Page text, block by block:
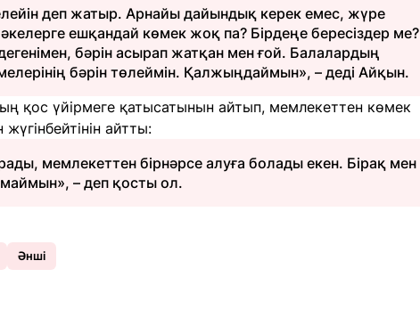
деп жатыр. Арнайы дайындық керек емес, жүре
әкелерге ешқандай көмек жоқ па? Бірдеңе бересіздер ме?
бәрін асырап жатқан мен ғой. Балалардың
бәрін төлеймін. Қалжыңдаймын», – деді Айқын.
қос үйірмеге қатысатынын айтып, мемлекеттен көмек
айтты:
мемлекеттен бірнәрсе алуға болады екен. Бірақ мен
– деп қосты ол.
Әнші